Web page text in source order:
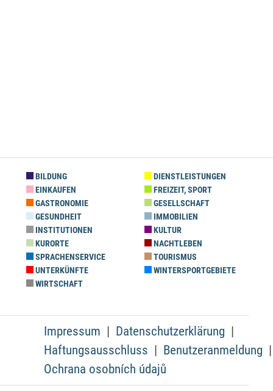
BILDUNG
DIENSTLEISTUNGEN
EINKAUFEN
FREIZEIT, SPORT
GASTRONOMIE
GESELLSCHAFT
GESUNDHEIT
IMMOBILIEN
INSTITUTIONEN
KULTUR
KURORTE
NACHTLEBEN
SPRACHENSERVICE
TOURISMUS
UNTERKÜNFTE
WINTERSPORTGEBIETE
WIRTSCHAFT
Impressum
Datenschutzerklärung
Haftungsausschluss
Benutzeranmeldung
Ochrana osobních údajů